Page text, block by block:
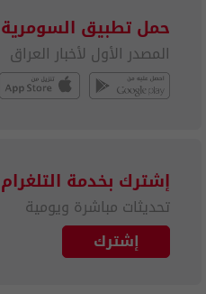
حمل تطبيق السومرية
المصدر الأول لأخبار العراق
إشترك بخدمة التلغرام
تحديثات مباشرة ويومية
إشترك